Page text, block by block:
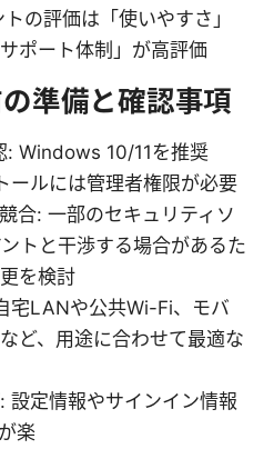
の評価は「使いやすさ」
ポート体制」が高評価
準備と確認事項
: Windows 10/11を推奨
ールには管理者権限が必要
合: 一部のセキュリティソ
トと干渉する場合があるた
を検討
宅LANや公共Wi-Fi、モバ
ど、用途に合わせて最適な
設定情報やサインイン情報
楽